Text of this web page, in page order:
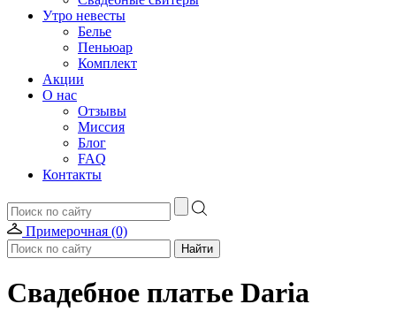
Утро невесты
Белье
Пеньюар
Комплект
Акции
О нас
Отзывы
Миссия
Блог
FAQ
Контакты
Примерочная (0)
Свадебное платье Daria